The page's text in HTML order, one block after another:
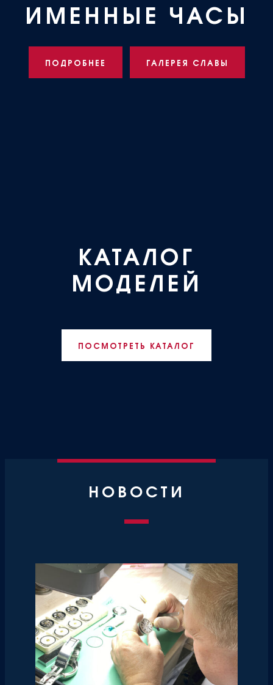
ИМЕННЫЕ ЧАСЫ
ПОДРОБНЕЕ ГАЛЕРЕЯ СЛАВЫ
КАТАЛОГ
МОДЕЛЕЙ
ПОСМОТРЕТЬ КАТАЛОГ
НОВОСТИ